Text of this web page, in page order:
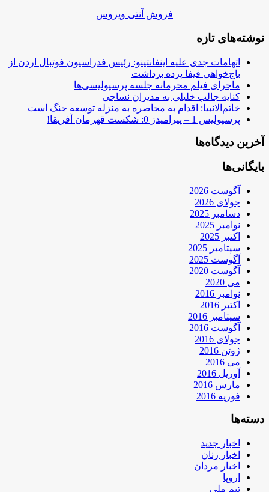
فروش آنتی ویروس
نوشته‌های تازه
اتهامات جدی علیه اینفانتینو: رئیس فدراسیون فوتبال اردن از
باج‌خواهی فیفا پرده برداشت
ماجرای فیلم محرمانه جلسه پرسپولیسی‌ها
کنایه جالب خلیلی به مدیران نساجی
خاتم‌الانبیا: اقدام به محاصره به منزله توسعه جنگ است
پرسپولیس 1 – پیرامیدز 0: شکست قهرمان آفریقا!
آخرین دیدگاه‌ها
بایگانی‌ها
آگوست 2026
جولای 2026
دسامبر 2025
نوامبر 2025
اکتبر 2025
سپتامبر 2025
آگوست 2025
آگوست 2020
می 2020
نوامبر 2016
اکتبر 2016
سپتامبر 2016
آگوست 2016
جولای 2016
ژوئن 2016
می 2016
آوریل 2016
مارس 2016
فوریه 2016
دسته‌ها
اخبار جدید
اخبار زنان
اخبار مردان
اروپا
تیم ملی